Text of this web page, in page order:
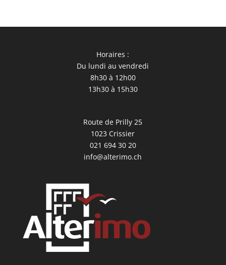
Horaires :
Du lundi au vendredi
8h30 à 12h00
13h30 à 15h30
Route de Prilly 25
1023 Crissier
021 694 30 20
info@alterimo.ch